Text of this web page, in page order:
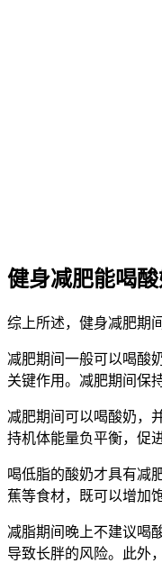
健身减肥能喝
综上所述，健身减肥期
减肥期间一般可以喝酸
关键作用。减肥期间保
减肥期间可以喝酸奶，
持机体能量负平衡，促
喝低脂的酸奶才具有减
蕉等食材，既可以增加
减脂期间晚上不建议喝
导致长胖的风险。此外